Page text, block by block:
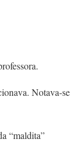
Notava-se
“maldita”